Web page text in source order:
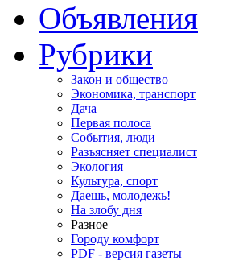
Объявления
Рубрики
Закон и общество
Экономика, транспорт
Дача
Первая полоса
События, люди
Разъясняет специалист
Экология
Культура, спорт
Даешь, молодежь!
На злобу дня
Разное
Городу комфорт
PDF - версия газеты